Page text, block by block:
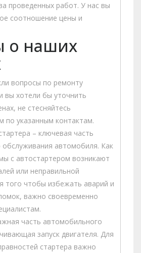
проведенных работ. У нас вы
соотношение цены и
о наших
вопросы по ремонту
вы хотели бы уточнить
не стесняйтесь
по указанным контактам.
– ключевая часть
обслуживания автомобиля. Как
с автостартером возникают
или неправильной
того чтобы избежать аварий и
важно своевременно
часть автомобильного
запуск двигателя. Для
стартера важно